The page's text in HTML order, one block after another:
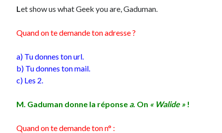
Derniers Commentaires
Entretien ménager
T’as vu quoi ? #52
littleceltdans
Comment j’ai opéré ma vélorution toute personnelle
Anthonydans
Comment j’ai opéré ma vélorution toute personnelle
Renaud Ducher
personnelle
Commentaires récents
Let show us what Geek you are, Gaduman.
Quand on te demande ton adresse ?
a) Tu donnes ton url.
b) Tu donnes ton mail.
c) Les 2.
M. Gaduman donne la réponse a. On « Walide » !
Quand on te demande ton n° :